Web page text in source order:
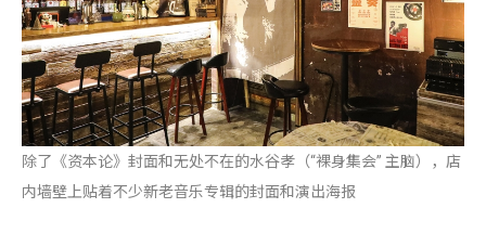
除了《资本论》封面和无处不在的水谷孝（“裸身集会” 主脑），店
内墙壁上贴着不少新老音乐专辑的封面和演出海报